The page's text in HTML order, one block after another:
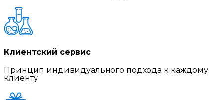
Клиентский сервис
Принцип индивидуального подхода к каждому
клиенту